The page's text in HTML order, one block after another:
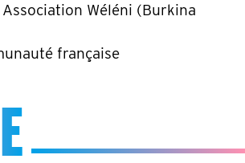
Association Wéléni (Burkina
française